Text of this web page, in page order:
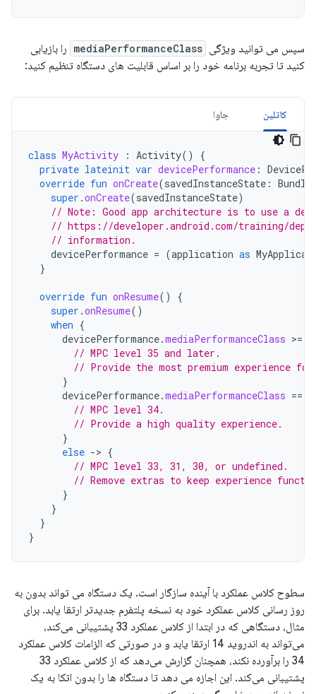
سپس می توانید ویژگی mediaPerformanceClass را بازیابی
کنید تا تجربه برنامه خود را بر اساس قابلیت های دستگاه تنظیم کنید:
کاتلین جاوا
class MyActivity : Activity()
{
private lateinit var devicePerformance :
override fun onCreate(savedInstanceState :
super .onCreate(savedInstanceState)
// Note: Good app architecture is to use a
// https://developer.android.com/training/
// information.
devicePerformance = (application as
}
override fun onResume()
{
super .onResume()
when {
devicePerformance.mediaPerformanceClass >=
// MPC level 35 and later.
// Provide the most premium experience
}
devicePerformance.mediaPerformanceClass ==
// MPC level 34.
// Provide a high quality experience.
}
else -> {
// MPC level 33, 31, 30, or undefined.
// Remove extras to keep experience
}
}
}
}
سطوح کلاس عملکرد با آینده سازگار است. یک دستگاه می تواند بدون به
روز رسانی کلاس عملکرد خود به نسخه پلتفرم جدیدتر ارتقا یابد. برای
مثال، دستگاهی که در ابتدا از کلاس عملکرد 33 پشتیبانی می‌کند،
می‌تواند به اندروید 14 ارتقا یابد و در صورتی که الزامات کلاس عملکرد
34 را برآورده نکند، همچنان گزارش می‌دهد که از کلاس عملکرد 33
پشتیبانی می‌کند. این اجازه می دهد تا دستگاه ها را بدون اتکا به یک